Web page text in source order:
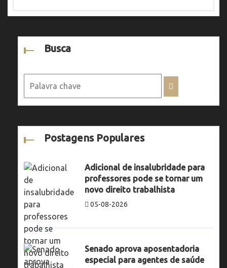
Busca
Postagens Populares
Adicional de insalubridade para
professores pode se tornar um
novo direito trabalhista
05-08-2026
Senado aprova aposentadoria
especial para agentes de saúde